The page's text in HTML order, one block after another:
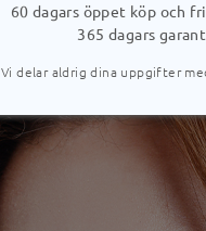
60 dagars öppet köp och
365 dagars
Vi delar aldrig dina uppgifter